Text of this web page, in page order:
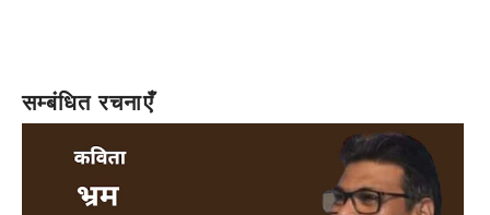
सम्बंधित रचनाएँ